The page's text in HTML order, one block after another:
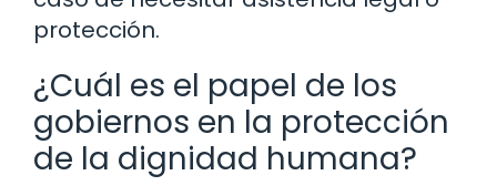
protección.
¿Cuál es el papel de los
gobiernos en la protección
de la dignidad humana?